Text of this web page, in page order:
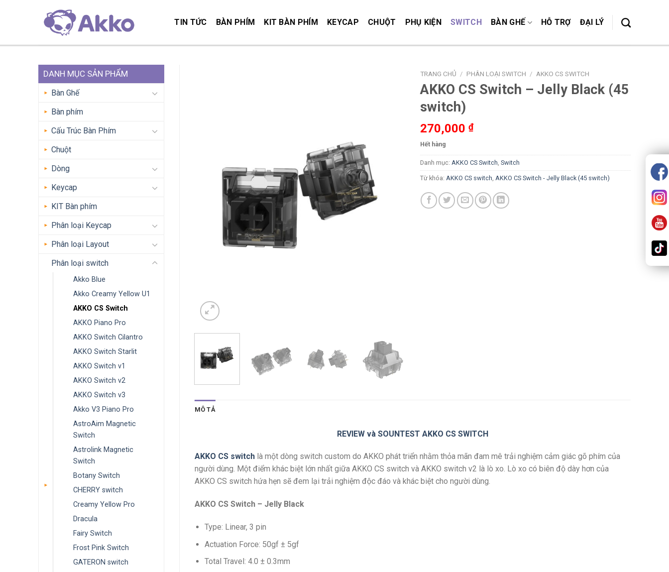
TIN TỨC BÀN PHÍM KIT BÀN PHÍM KEYCAP CHUỘT PHỤ KIỆN SWITCH BÀN GHẾ HỖ TRỢ ĐẠI LÝ
DANH MỤC SẢN PHẨM
Bàn Ghế
Bàn phím
Cấu Trúc Bàn Phím
Chuột
Dòng
Keycap
KIT Bàn phím
Phân loại Keycap
Phân loại Layout
Phân loại switch
Akko Blue
Akko Creamy Yellow U1
AKKO CS Switch
AKKO Piano Pro
AKKO Switch Cilantro
AKKO Switch Starlit
AKKO Switch v1
AKKO Switch v2
AKKO Switch v3
Akko V3 Piano Pro
AstroAim Magnetic
Switch
Astrolink Magnetic
Switch
Botany Switch
CHERRY switch
Creamy Yellow Pro
Dracula
Fairy Switch
Frost Pink Switch
GATERON switch
TRANG CHỦ / PHÂN LOẠI SWITCH / AKKO CS SWITCH
AKKO CS Switch – Jelly Black (45
switch)
270,000 ₫
Hết hàng
Danh mục: AKKO CS Switch, Switch
Từ khóa: AKKO CS switch, AKKO CS Switch - Jelly Black (45 switch)
MÔ TẢ
REVIEW và SOUNTEST AKKO CS SWITCH
AKKO CS switchlà một dòng switch custom do AKKO phát triển nhằm thỏa mãn đam mê trải nghiệm cảm giác gõ phím của
người dùng. Một điểm khác biệt lớn nhất giữa AKKO CS switch và AKKO switch v2 là lò xo. Lò xo có biên độ dày hơn của
AKKO CS switch hứa hẹn sẽ đem lại trải nghiệm độc đáo và khác biệt cho người dùng.
AKKO CS Switch – Jelly Black
Type: Linear, 3 pin
Actuation Force: 50gf ± 5gf
Total Travel: 4.0 ± 0.3mm